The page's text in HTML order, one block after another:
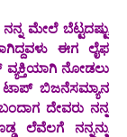
ಬೆಟ್ಟದಷ್ಟು
ಈಗ ಲೈಫ
ವ್ಯಕ್ತಿಯಾಗಿ ನೋಡಲು
ಟಾಪ್ ಬಿಜನೆಸಮ್ಯಾನ
ದೇವರು ನನ್ನ
ಲೆವೆಲಗೆ ನನ್ನನ್ನು